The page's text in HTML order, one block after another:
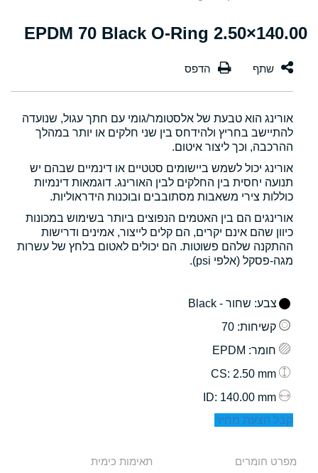
140.00×2.50 EPDM 70 Black O-Ring
אורינג הוא טבעת של אלסטומר/גומי עם חתך עגול, שנועדה
להתיישב בחריץ ולהידחס בין שני חלקים או יותר במהלך
ההרכבה, וכך ליצור איטום.
אורינג יכול לשמש ביישומים סטטיים או דינמיים שבהם יש
תנועה יחסית בין החלקים לבין האורינג. דוגמאות דינמיות
כוללות צירי משאבות מסתובבים ובוכנות הידראוליות.
אורינגים הם בין האטמים הנפוצים ביותר בשימוש במכונות
כיוון שהם אינם יקרים, הם קלים לייצור, אמינים ודרישות
ההתקנה שלהם פשוטות. הם יכולים לאטום בלחץ של עשרות
מגה-פסקל (אלפי psi).
צבע: שחור - Black
קשיחות: 70
חומר: EPDM
: 2.50 mm
: 140.00 mm
קבל הצעת מחיר
מפרט חומרים תאימות כימית